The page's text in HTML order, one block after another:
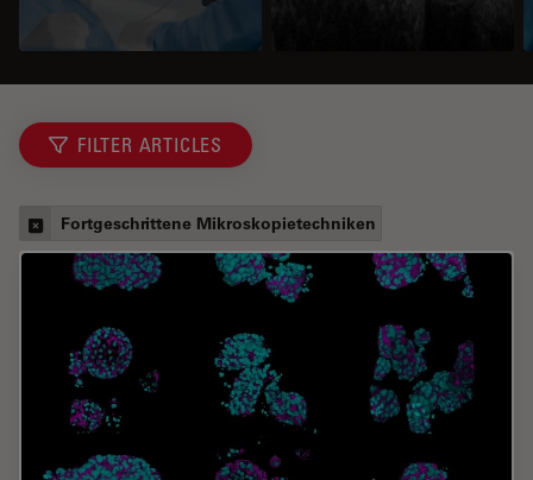
FILTER ARTICLES
Fortgeschrittene Mikroskopietechniken